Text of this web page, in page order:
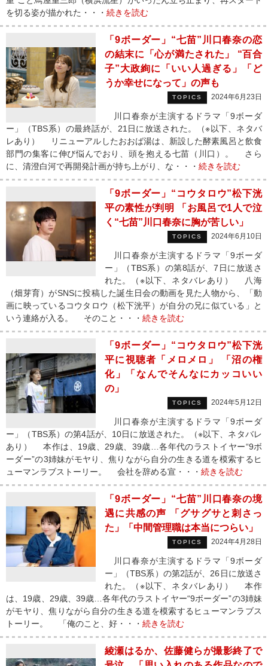
を切る姿が描かれた・・・ 続きを読む
「9ボーダー」“七苗”川口春奈の恋
の結末に「心が満たされた」 “百合
子”大政絢に「いい人過ぎる」「ど
うか幸せになって」の声も
TOPICS 2024年6月23日
川口春奈が主演するドラマ「9ボーダ
ー」（TBS系）の最終話が、21日に放送された。（※以下、ネタバ
レあり） リニューアルしたおおば湯は、新設した酵素風呂と飲食
部門の集客に伸び悩んでおり、頭を抱える七苗（川口）。 さら
に、清澄白河で再開発計画が持ち上がり、な・・・ 続きを読む
「9ボーダー」“コウタロウ”松下洸
平の素性が判明 「お風呂で1人で泣
く“七苗”川口春奈に胸が苦しい」
TOPICS 2024年6月10日
川口春奈が主演するドラマ「9ボーダ
ー」（TBS系）の第8話が、7日に放送さ
れた。（※以下、ネタバレあり） 八海
（畑芽育）がSNSに投稿した誕生日会の動画を見た人物から、「動
画に映っているコウタロウ（松下洸平）が自分の兄に似ている」と
いう連絡が入る。 そのこと・・・ 続きを読む
「9ボーダー」“コウタロウ”松下洸
平に視聴者「メロメロ」 「沼の権
化」「なんでそんなにカッコいい
の」
TOPICS 2024年5月12日
川口春奈が主演するドラマ「9ボーダ
ー」（TBS系）の第4話が、10日に放送された。（※以下、ネタバレ
あり） 本作は、19歳、29歳、39歳…各年代のラストイヤー“9ボ
ーダー”の3姉妹がモヤり、焦りながら自分の生きる道を模索するヒ
ューマンラブストーリー。 会社を辞める宣・・・ 続きを読む
「9ボーダー」“七苗”川口春奈の境
遇に共感の声 「グサグサと刺さっ
た」「中間管理職は本当につらい」
TOPICS 2024年4月28日
川口春奈が主演するドラマ「9ボーダ
ー」（TBS系）の第2話が、26日に放送さ
れた。（※以下、ネタバレあり） 本作
は、19歳、29歳、39歳…各年代のラストイヤー“9ボーダー”の3姉妹
がモヤり、焦りながら自分の生きる道を模索するヒューマンラブス
トーリー。 「俺のこと、好・・・ 続きを読む
綾瀬はるか、佐藤健らが撮影終了で